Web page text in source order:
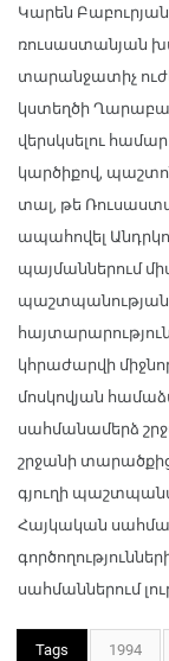
Կարեն
ռուսաստանյան
տարանջատիչ
կստեղծի
վերսկսելու
կարծիքով,
տալ, թե
ապահովել
պայմաններում
կհրաժարվի
մոսկովյան
սահմանամերձ
շրջանի
գյուղի
Հայկական
սահմաններում
Tags 1994